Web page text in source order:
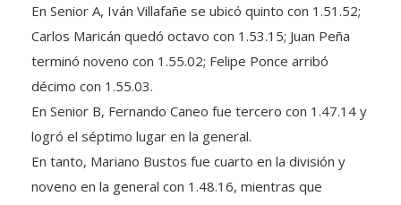
Carlos Maricán quedó octavo con 1.53.15; Juan Peña
terminó noveno con 1.55.02; Felipe Ponce arribó
décimo con 1.55.03.
En Senior B, Fernando Caneo fue tercero con 1.47.14 y
logró el séptimo lugar en la general.
En tanto, Mariano Bustos fue cuarto en la división y
noveno en la general con 1.48.16, mientras que
Francisco Zuñiga quedó quinto en la misma categoría